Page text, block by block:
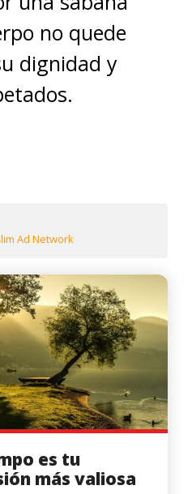
no quede
dignidad y
Ad Network
es tu
más valiosa